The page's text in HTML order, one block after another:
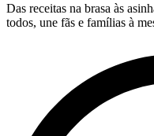
Das receitas na brasa às
todos, une fãs e famílias à